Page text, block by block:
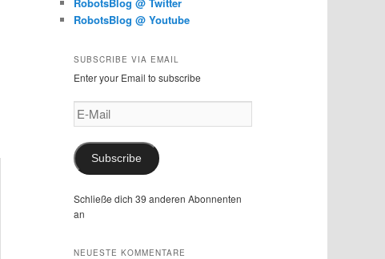
RobotsBlog @ Youtube
SUBSCRIBE VIA EMAIL
Enter your Email to subscribe
E-
Mail
Subscribe
Schließe dich 39 anderen Abonnenten
an
NEUESTE KOMMENTARE